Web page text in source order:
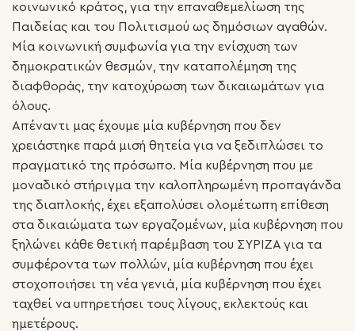
κοινωνικό κράτος, για την επαναθεμελίωση της
Παιδείας και του Πολιτισμού ως δημόσιων αγαθών.
Μία κοινωνική συμφωνία για την ενίσχυση των
δημοκρατικών θεσμών, την καταπολέμηση της
διαφθοράς, την κατοχύρωση των δικαιωμάτων για
όλους.
Απέναντι μας έχουμε μία κυβέρνηση που δεν
χρειάστηκε παρά μισή θητεία για να ξεδιπλώσει το
πραγματικό της πρόσωπο. Μία κυβέρνηση που με
μοναδικό στήριγμα την καλοπληρωμένη προπαγάνδα
της διαπλοκής, έχει εξαπολύσει ολομέτωπη επίθεση
στα δικαιώματα των εργαζομένων, μία κυβέρνηση που
ξηλώνει κάθε θετική παρέμβαση του ΣΥΡΙΖΑ για τα
συμφέροντα των πολλών, μία κυβέρνηση που έχει
στοχοποιήσει τη νέα γενιά, μία κυβέρνηση που έχει
ταχθεί να υπηρετήσει τους λίγους, εκλεκτούς και
ημετέρους.